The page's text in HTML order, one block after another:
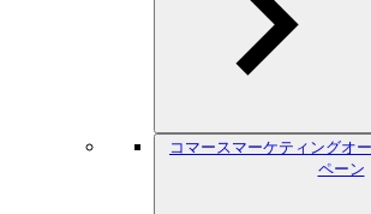
コマースマーケティングオ
ペーン